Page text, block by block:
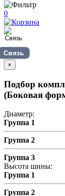
0
Связь
×
Подбор
(Боковая
Диаметр:
Группа 1
Группа 2
Группа 3
Высота шины:
Группа 1
Группа 2